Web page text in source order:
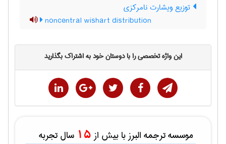
توزیع ویشارت نامرکزی
noncentral wishart distribution
این واژه تخصصی را با دوستان خود به اشتراک بگذارید
موسسه ترجمه البرز با بیش از 15 سال تجربه